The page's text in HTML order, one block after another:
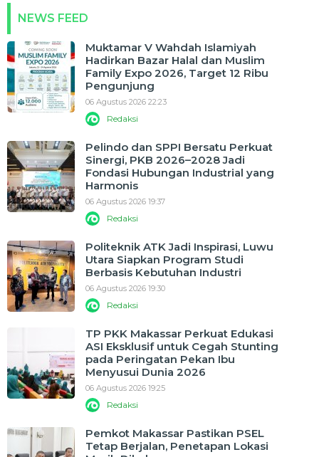
NEWS FEED
Muktamar V Wahdah Islamiyah
Hadirkan Bazar Halal dan Muslim
Family Expo 2026, Target 12 Ribu
Pengunjung
06 Agustus 2026 22:23
Redaksi
Pelindo dan SPPI Bersatu Perkuat
Sinergi, PKB 2026–2028 Jadi
Fondasi Hubungan Industrial yang
Harmonis
06 Agustus 2026 19:37
Redaksi
Politeknik ATK Jadi Inspirasi, Luwu
Utara Siapkan Program Studi
Berbasis Kebutuhan Industri
06 Agustus 2026 19:30
Redaksi
TP PKK Makassar Perkuat Edukasi
ASI Eksklusif untuk Cegah Stunting
pada Peringatan Pekan Ibu
Menyusui Dunia 2026
06 Agustus 2026 19:25
Redaksi
Pemkot Makassar Pastikan PSEL
Tetap Berjalan, Penetapan Lokasi